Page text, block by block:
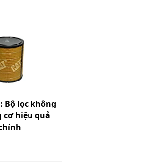
Bộ lọc không
cơ hiệu quả